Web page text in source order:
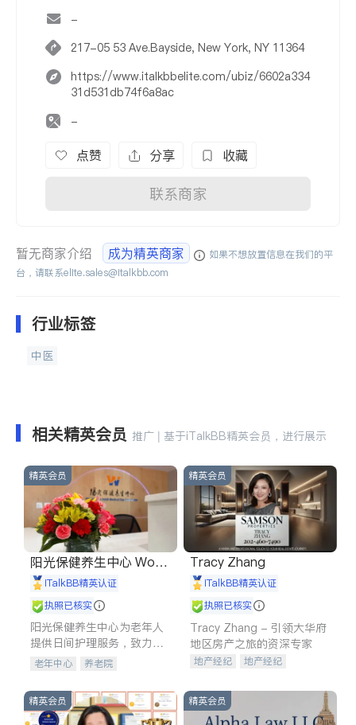
-
217-05 53 Ave.Bayside, New York, NY 11364
https://www.italkbbelite.com/ubiz/6602a334
31d531db74f6a8ac
-
点赞 分享 收藏
联系商家
暂无商家介绍 成为精英商家
如果不想放置信息在我们的平
台，请联系elite.sales@italkbb.com
行业标签
中医
相关精英会员 推广 | 基于iTalkBB精英会员，进行展示
精英会员
阳光保健养生中心 World
shine
iTalkBB精英认证
执照已核实
阳光保健养生中心为老年人
提供日间护理服务，致力于
通过持续的护理创新来有效
老年中心 养老院
精英会员
Tracy Zhang
iTalkBB精英认证
执照已核实
Tracy Zhang - 引领大华府
地区房产之旅的资深专家
地产经纪
地产经纪
商铺租售
精英会员 精英会员